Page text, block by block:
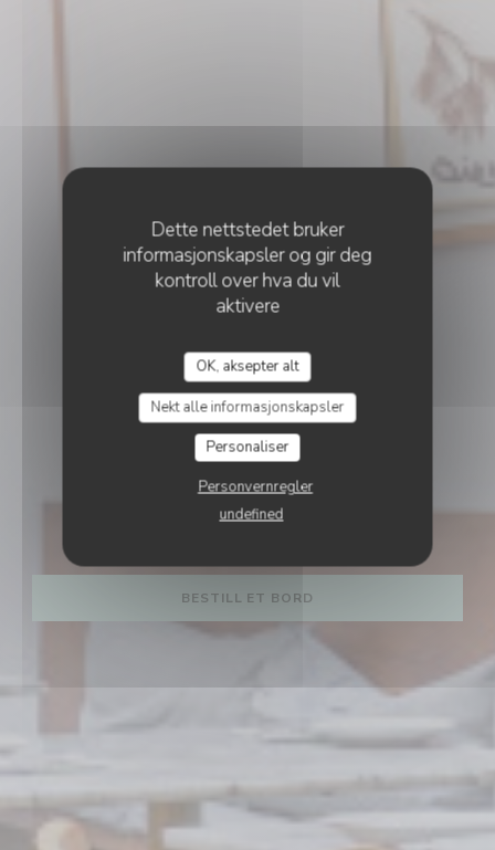
Dette nettstedet bruker
informasjonskapsler og gir deg
kontroll over hva du vil
aktivere
OK, aksepter alt
Nekt alle informasjonskapsler
Personaliser
Personvernregler
undefined
BESTILL ET BORD